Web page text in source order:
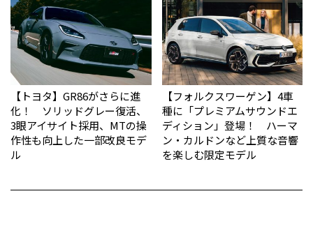
【トヨタ】GR86がさらに進
化！ ソリッドグレー復活、
3眼アイサイト採用、MTの操
作性も向上した一部改良モデ
ル
【フォルクスワーゲン】4車
種に「プレミアムサウンドエ
ディション」登場！ ハーマ
ン・カルドンなど上質な音響
を楽しむ限定モデル